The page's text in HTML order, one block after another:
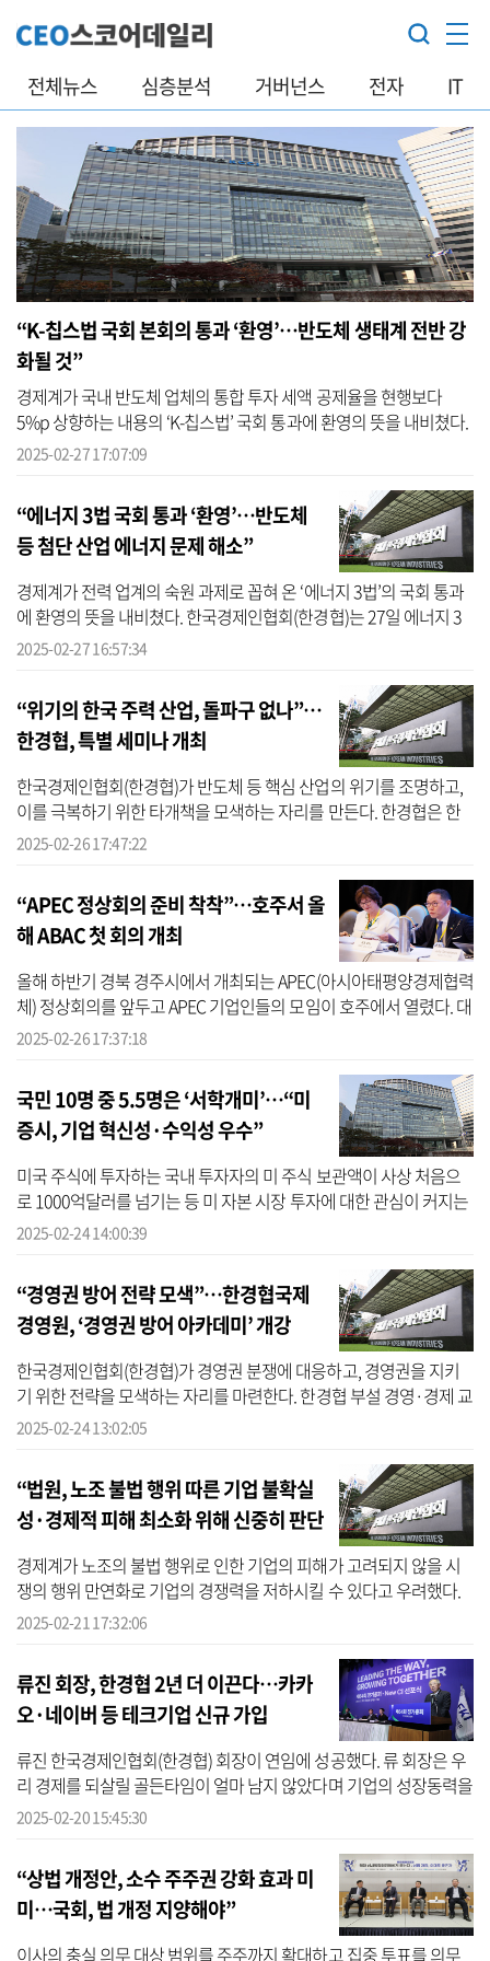
전체뉴스 심층분석 거버넌스 전자 IT
“K-칩스법 국회 본회의 통과 ‘환영’…반도체 생태계 전반 강
화될 것”
경제계가 국내 반도체 업체의 통합 투자 세액 공제율을 현행보다
5%p 상향하는 내용의 ‘K-칩스법’ 국회 통과에 환영의 뜻을 내비쳤다.
대한상공회의소(대한상의)는 27일 조세특례제한법 개정안 국회 본회
2025-02-27 17:07:09
“에너지 3법 국회 통과 ‘환영’…반도체
등 첨단 산업 에너지 문제 해소”
경제계가 전력 업계의 숙원 과제로 꼽혀 온 ‘에너지 3법’의 국회 통과
에 환영의 뜻을 내비쳤다. 한국경제인협회(한경협)는 27일 에너지 3
법 국회 본회의 통과와 관련해 입장문을 내놨다. 이상호 한경협 경제
2025-02-27 16:57:34
“위기의 한국 주력 산업, 돌파구 없나”…
한경협, 특별 세미나 개최
한국경제인협회(한경협)가 반도체 등 핵심 산업의 위기를 조명하고,
이를 극복하기 위한 타개책을 모색하는 자리를 만든다. 한경협은 한
국경영학회와 공동으로 다음달 6일 서울 여의도 FKI타워에서 ‘위기의
2025-02-26 17:47:22
“APEC 정상회의 준비 착착”…호주서 올
해 ABAC 첫 회의 개최
올해 하반기 경북 경주시에서 개최되는 APEC(아시아태평양경제협력
체) 정상회의를 앞두고 APEC 기업인들의 모임이 호주에서 열렸다. 대
한상공회의소(대한상의)는 APEC 기업인자문위원회(ABAC) 1차 회의
2025-02-26 17:37:18
국민 10명 중 5.5명은 ‘서학개미’…“미
증시, 기업 혁신성·수익성 우수”
미국 주식에 투자하는 국내 투자자의 미 주식 보관액이 사상 처음으
로 1000억달러를 넘기는 등 미 자본 시장 투자에 대한 관심이 커지는
가운데 국내 투자자가 미국 시장을 선호하는 주된 이유로 기업의 혁
2025-02-24 14:00:39
“경영권 방어 전략 모색”…한경협국제
경영원, ‘경영권 방어 아카데미’ 개강
한국경제인협회(한경협)가 경영권 분쟁에 대응하고, 경영권을 지키
기 위한 전략을 모색하는 자리를 마련한다. 한경협 부설 경영·경제 교
육기관인 한경협국제경영원은 올해 5월 21일 서울 여의도 FKI타워에
2025-02-24 13:02:05
“법원, 노조 불법 행위 따른 기업 불확실
성·경제적 피해 최소화 위해 신중히 판단
해야”
경제계가 노조의 불법 행위로 인한 기업의 피해가 고려되지 않을 시
쟁의 행위 만연화로 기업의 경쟁력을 저하시킬 수 있다고 우려했다.
이상호 한국경제인협회(한경협) 경제산업본부장은 노조의 불법 쟁의
2025-02-21 17:32:06
류진 회장, 한경협 2년 더 이끈다…카카
오·네이버 등 테크기업 신규 가입
류진 한국경제인협회(한경협) 회장이 연임에 성공했다. 류 회장은 우
리 경제를 되살릴 골든타임이 얼마 남지 않았다며 기업의 성장동력을
확충하고, 민생 경제 회복에 앞장서겠다고 했다. 한경협은 20일 서울
2025-02-20 15:45:30
“상법 개정안, 소수 주주권 강화 효과 미
미…국회, 법 개정 지양해야”
이사의 충실 의무 대상 범위를 주주까지 확대하고 집중 투표를 의무